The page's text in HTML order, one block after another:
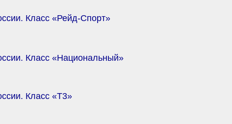
Класс «Рейд-Спорт»
Класс «Национальный»
Класс «T3»